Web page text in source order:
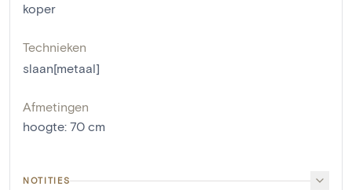
koper
Technieken
slaan[metaal]
Afmetingen
hoogte: 70 cm
NOTITIES